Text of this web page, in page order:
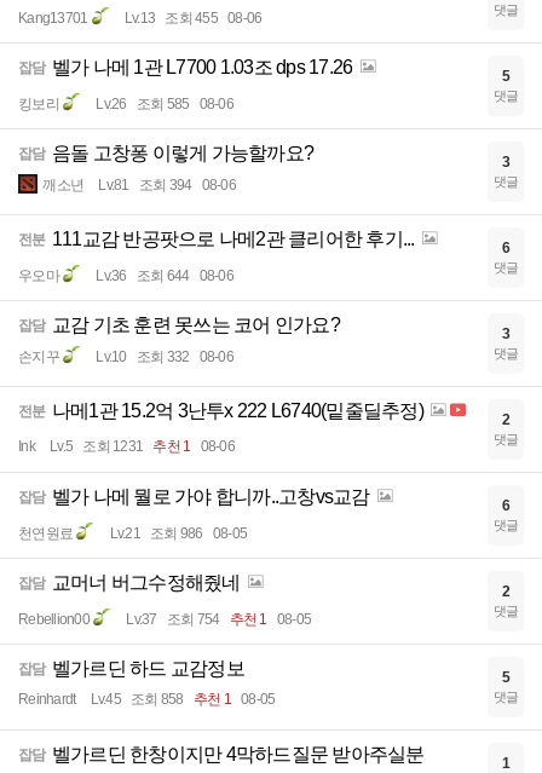
Kang13701 Lv.13 조회 455 08-06 댓글
잡담 벨가 나메 1관 L7700 1.03조 dps 17.26
킹보리 Lv.26 조회 585 08-06
5
댓글
잡담 음돌 고창퐁 이렇게 가능할까요?
깨소년 Lv.81 조회 394 08-06
3
댓글
전분 111교감 반공팟으로 나메2관 클리어한 후기...
우오마 Lv.36 조회 644 08-06
6
댓글
잡담 교감 기초 훈련 못쓰는 코어 인가요?
손지꾸 Lv.10 조회 332 08-06
3
댓글
전분 나메1관 15.2억 3난투x 222 L6740(밑줄딜추정)
Ink Lv.5 조회 1231 추천 1 08-06
2
댓글
잡담 벨가 나메 뭘로 가야 합니까..고창vs교감
천연원료 Lv.21 조회 986 08-05
6
댓글
잡담 교머너 버그수정해줬네
Rebellion00 Lv.37 조회 754 추천 1 08-05
2
댓글
잡담 벨가르딘 하드 교감정보
Reinhardt Lv.45 조회 858 추천 1 08-05
5
댓글
잡담 벨가르딘 한창이지만 4막하드질문 받아주실분 1